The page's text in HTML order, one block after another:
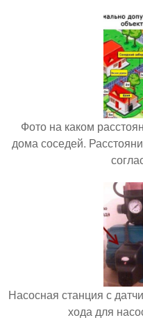
Фото на каком
дома соседей.
Насосная станция с
хода для